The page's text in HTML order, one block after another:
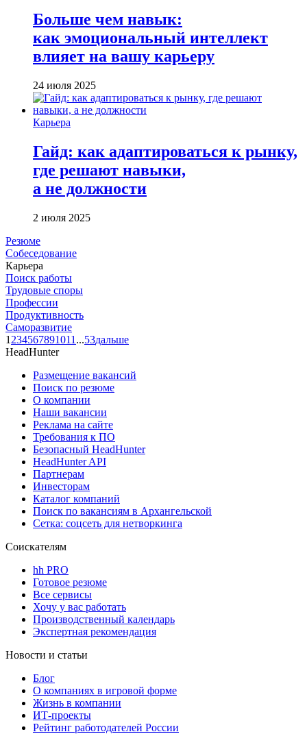
Больше чем навык:
как эмоциональный интеллект
влияет на вашу карьеру
24 июля 2025
Карьера
Гайд: как адаптироваться к рынку,
где решают навыки,
а не должности
2 июля 2025
Резюме
Собеседование
Карьера
Поиск работы
Трудовые споры
Профессии
Продуктивность
Саморазвитие
1 234567891011 ...53дальше
HeadHunter
Размещение вакансий
Поиск по резюме
О компании
Наши вакансии
Реклама на сайте
Требования к ПО
Безопасный HeadHunter
HeadHunter API
Партнерам
Инвесторам
Каталог компаний
Поиск по вакансиям в Архангельской
Сетка: соцсеть для нетворкинга
Соискателям
hh PRO
Готовое резюме
Все сервисы
Хочу у вас работать
Производственный календарь
Экспертная рекомендация
Новости и статьи
Блог
О компаниях в игровой форме
Жизнь в компании
ИТ-проекты
Рейтинг работодателей России